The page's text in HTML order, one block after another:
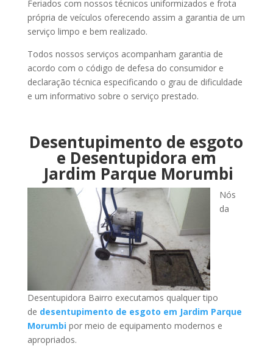
Feriados com nossos técnicos uniformizados e frota
própria de veículos oferecendo assim a garantia de um
serviço limpo e bem realizado.
Todos nossos serviços acompanham garantia de
acordo com o código de defesa do consumidor e
declaração técnica especificando o grau de dificuldade
e um informativo sobre o serviço prestado.
Desentupimento de esgoto
e Desentupidora em
Jardim Parque Morumbi
Nós
da
Desentupidora Bairro executamos qualquer tipo
de desentupimento de esgoto em Jardim Parque
Morumbipor meio de equipamento modernos e
apropriados.